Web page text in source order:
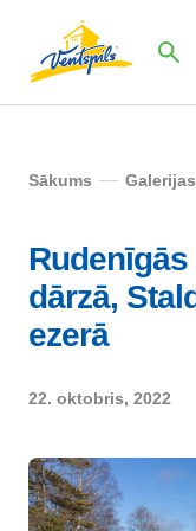
Sākums Galerijas
dārzā,
ezerā
22. oktobris, 2022